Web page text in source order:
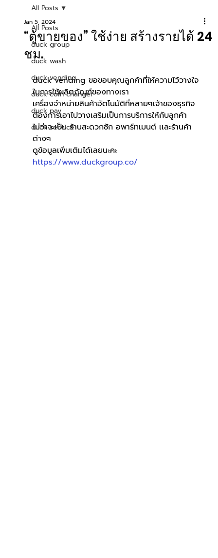
All Posts
duck group
duck wash
duck vending
duck coin changer
duck pay
duck service
All Posts
“ตู้ขายของ” ใช้ง่าย สร้างรายได้ 24
ชม.
Jan 5, 2024
duck vending ขอขอบคุณลูกค้าที่ให้ความไว้วางใจ
ในการใช้ผลิตภัณฑ์ของทางเรา
เครื่องจำหน่ายสินค้าอัตโนมัติที่หลายๆเจ้าของธุรกิจ
ต้องการเอาไปวางเสริมเป็นการบริการให้กับลูกค้า
ไม่ว่าจะเป็น ร้านสะดวกซัก อพาร์ทเมนต์ เเละร้านค้า
ต่างๆ
ดูข้อมูลเพิ่มเติมได้เลยนะคะ
https://www.duckgroup.co/